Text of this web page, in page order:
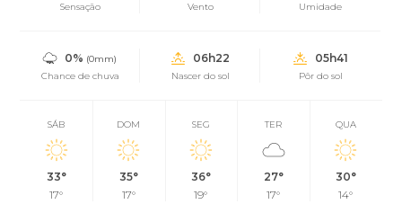
Sensação Vento Umidade
0% (0mm)
Chance de chuva
06h22
Nascer do sol
05h41
Pôr do sol
SÁB
33°
17°
DOM
35°
17°
SEG
36°
19°
TER
27°
17°
QUA
30°
14°